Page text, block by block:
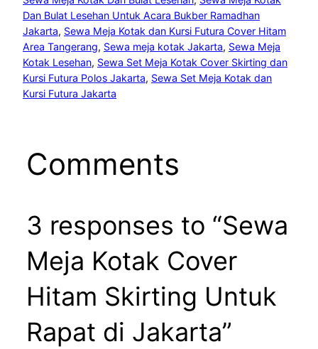
Dan Bulat Lesehan Untuk Acara Bukber Ramadhan
Jakarta, Sewa Meja Kotak dan Kursi Futura Cover Hitam
Area Tangerang, Sewa meja kotak Jakarta, Sewa Meja
Kotak Lesehan, Sewa Set Meja Kotak Cover Skirting dan
Kursi Futura Polos Jakarta, Sewa Set Meja Kotak dan
Kursi Futura Jakarta
Comments
3 responses to “Sewa
Meja Kotak Cover
Hitam Skirting Untuk
Rapat di Jakarta”